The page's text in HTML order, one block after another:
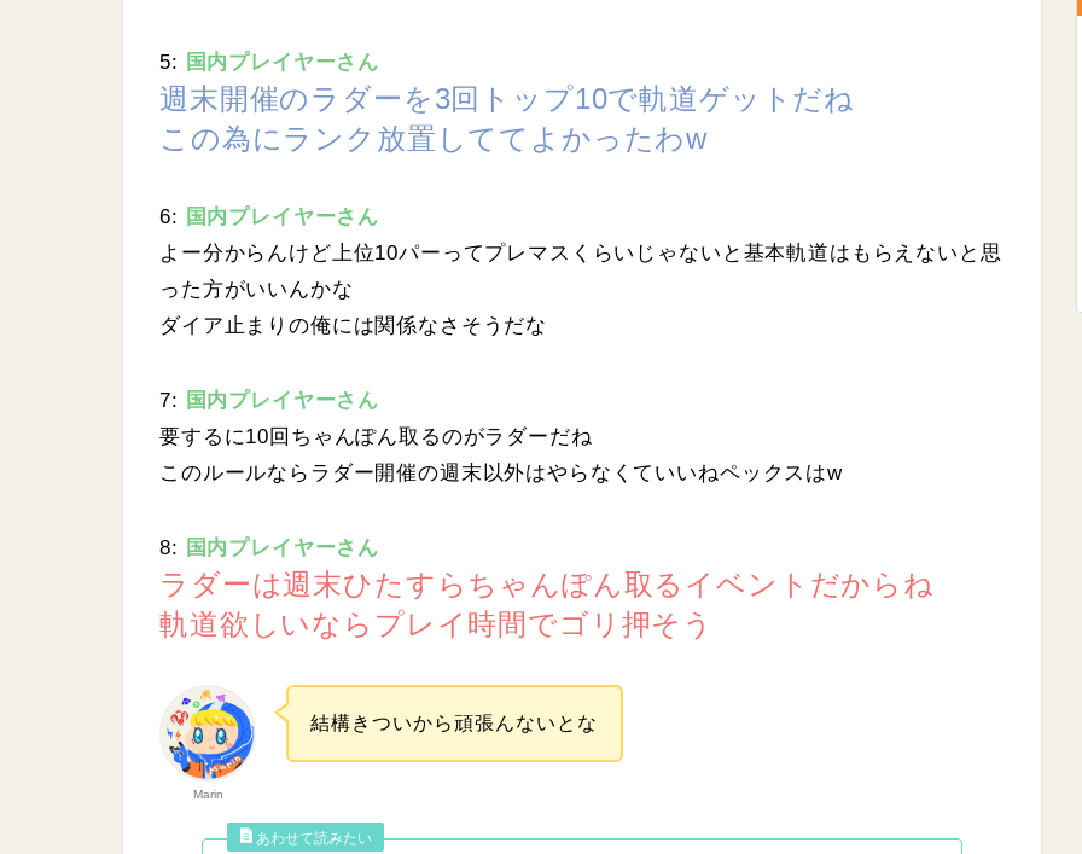
5: 国内プレイヤーさん
週末開催のラダーを3回トップ10で軌道ゲットだね
この為にランク放置しててよかったわw
6: 国内プレイヤーさん
よー分からんけど上位10パーってプレマスくらいじゃないと基本軌道はもらえないと思
った方がいいんかな
ダイア止まりの俺には関係なさそうだな
7: 国内プレイヤーさん
要するに10回ちゃんぽん取るのがラダーだね
このルールならラダー開催の週末以外はやらなくていいねペックスはw
8: 国内プレイヤーさん
ラダーは週末ひたすらちゃんぽん取るイベントだからね
軌道欲しいならプレイ時間でゴリ押そう
Marin
結構きついから頑張んないとな